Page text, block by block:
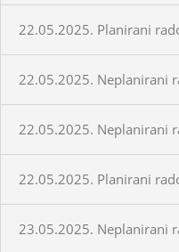
22.05.2025. Planirani
22.05.2025. Neplanirani
22.05.2025. Neplanirani
22.05.2025. Planirani
23.05.2025. Neplanirani